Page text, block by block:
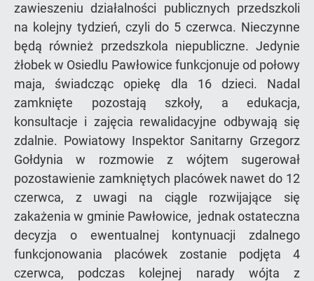
zawieszeniu działalności publicznych przedszkoli
na kolejny tydzień, czyli do 5 czerwca. Nieczynne
będą również przedszkola niepubliczne. Jedynie
żłobek w Osiedlu Pawłowice funkcjonuje od połowy
maja, świadcząc opiekę dla 16 dzieci. Nadal
zamknięte pozostają szkoły, a edukacja,
konsultacje i zajęcia rewalidacyjne odbywają się
zdalnie. Powiatowy Inspektor Sanitarny Grzegorz
Gołdynia w rozmowie z wójtem sugerował
pozostawienie zamkniętych placówek nawet do 12
czerwca, z uwagi na ciągle rozwijające się
zakażenia w gminie Pawłowice, jednak ostateczna
decyzja o ewentualnej kontynuacji zdalnego
funkcjonowania placówek zostanie podjęta 4
czerwca, podczas kolejnej narady wójta z